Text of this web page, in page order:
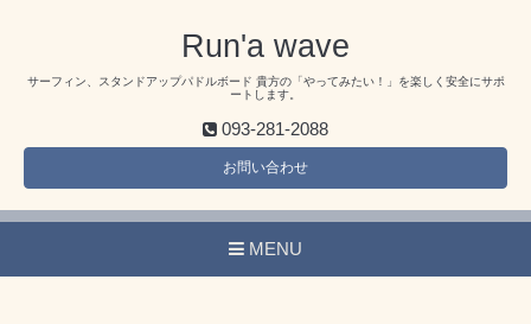
Run'a wave
サーフィン、スタンドアップパドルボード 貴方の「やってみたい！」を楽しく安全にサポ
ートします。
093-281-2088
お問い合わせ
MENU